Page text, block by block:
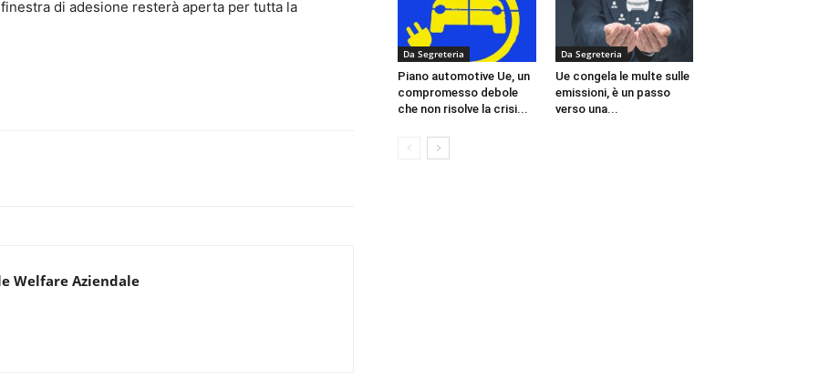
di adesione resterà aperta per tutta la
Welfare Aziendale
Da Segreteria
Piano automotive Ue, un
compromesso debole
che non risolve la crisi...
Da Segreteria
Ue congela le multe sulle
emissioni, è un passo
verso una...